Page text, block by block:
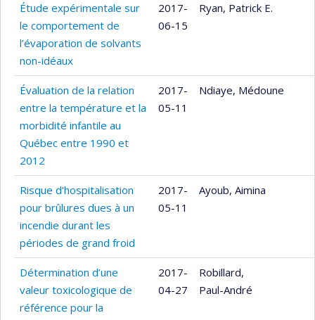
Étude expérimentale sur
le comportement de
l’évaporation de solvants
non-idéaux
2017-
06-15
Ryan, Patrick E.
Évaluation de la relation
entre la température et la
morbidité infantile au
Québec entre 1990 et
2012
2017-
05-11
Ndiaye, Médoune
Risque d'hospitalisation
pour brûlures dues à un
incendie durant les
périodes de grand froid
2017-
05-11
Ayoub, Aimina
Détermination d’une
valeur toxicologique de
référence pour la
2017-
04-27
Robillard,
Paul-André